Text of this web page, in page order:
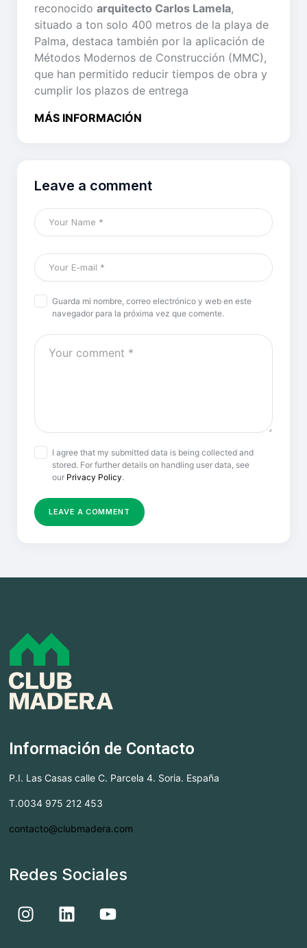
reconocido arquitecto Carlos Lamela,
situado a ton solo 400 metros de la playa de
Palma, destaca también por la aplicación de
Métodos Modernos de Construcción (MMC),
que han permitido reducir tiempos de obra y
cumplir los plazos de entrega
MÁS INFORMACIÓN
Leave a comment
Guarda mi nombre, correo electrónico y web en este
navegador para la próxima vez que comente.
I agree that my submitted data is being collected and
stored. For further details on handling user data, see
our Privacy Policy.
Información de Contacto
P.I. Las Casas calle C. Parcela 4. Soria. España
T.0034 975 212 453
contacto@clubmadera.com
Redes Sociales